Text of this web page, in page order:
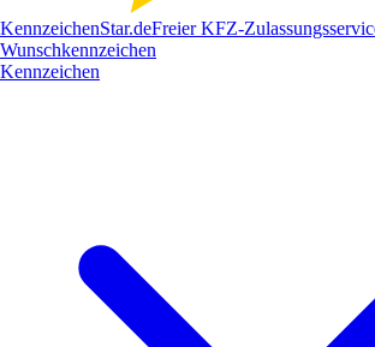
KennzeichenStar.deFreier KFZ-
Wunschkennzeichen
Kennzeichen